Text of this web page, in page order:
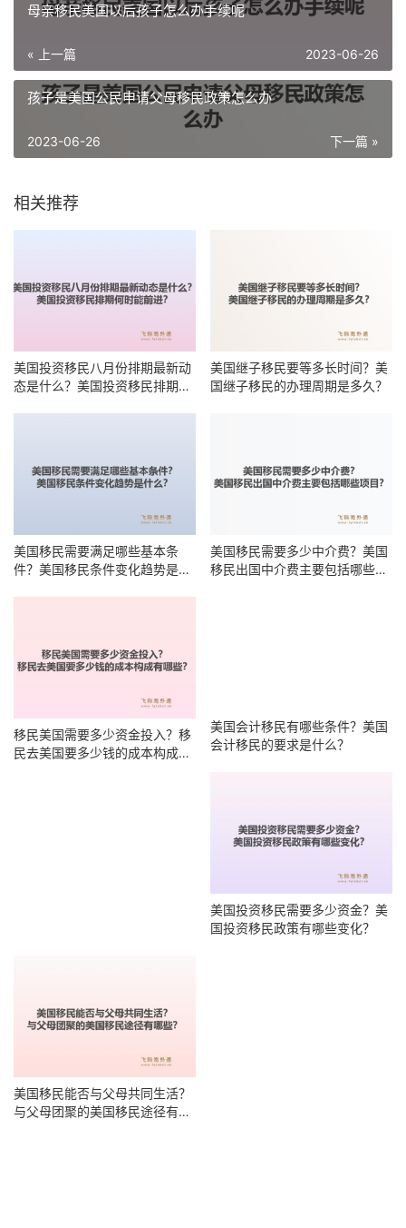
母亲移民美国以后孩子怎么办手续呢
« 上一篇 2023-06-26
孩子是美国公民申请父母移民政策怎么办
下一篇 »
2023-06-26
相关推荐
美国投资移民八月份排期最新动
态是什么？美国投资移民排期何
美国继子移民要等多长时间？美
国继子移民的办理周期是多久？
美国移民需要满足哪些基本条
件？美国移民条件变化趋势是什
美国移民需要多少中介费？美国
移民出国中介费主要包括哪些项
移民美国需要多少资金投入？移
民去美国要多少钱的成本构成有
美国会计移民有哪些条件？美国
会计移民的要求是什么？
美国移民能否与父母共同生活？
与父母团聚的美国移民途径有哪
Copyright © 2026 FGLOBAL版权所有